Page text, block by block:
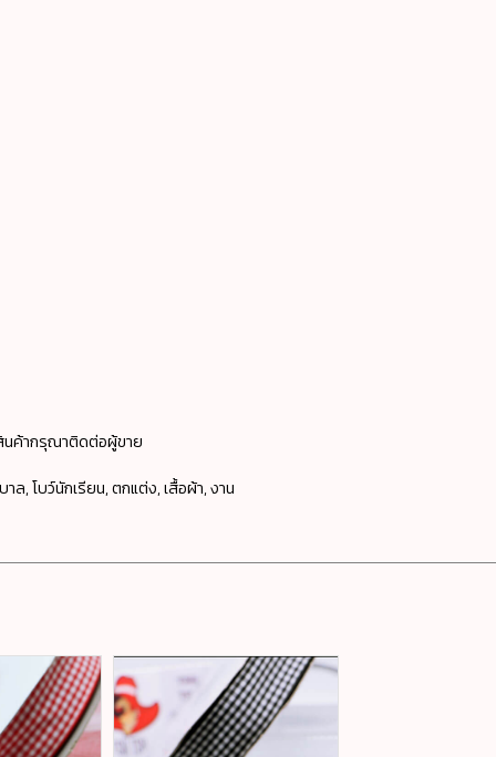
นค้ากรุณาติดต่อผู้ขาย
, โบว์นักเรียน, ตกแต่ง, เสื้อผ้า, งาน